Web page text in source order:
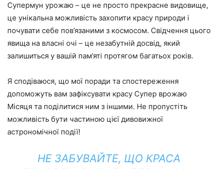
Супермун урожаю – це не просто прекрасне видовище,
це унікальна можливість захопити красу природи і
почувати себе пов’язаними з космосом. Свідчення цього
явища на власні очі – це незабутній досвід, який
залишиться у вашій пам’яті протягом багатьох років.
Я сподіваюся, що мої поради та спостереження
допоможуть вам зафіксувати красу Супер врожаю
Місяця та поділитися ним з іншими. Не пропустіть
можливість бути частиною цієї дивовижної
астрономічної події!
НЕ ЗАБУВАЙТЕ, ЩО КРАСА